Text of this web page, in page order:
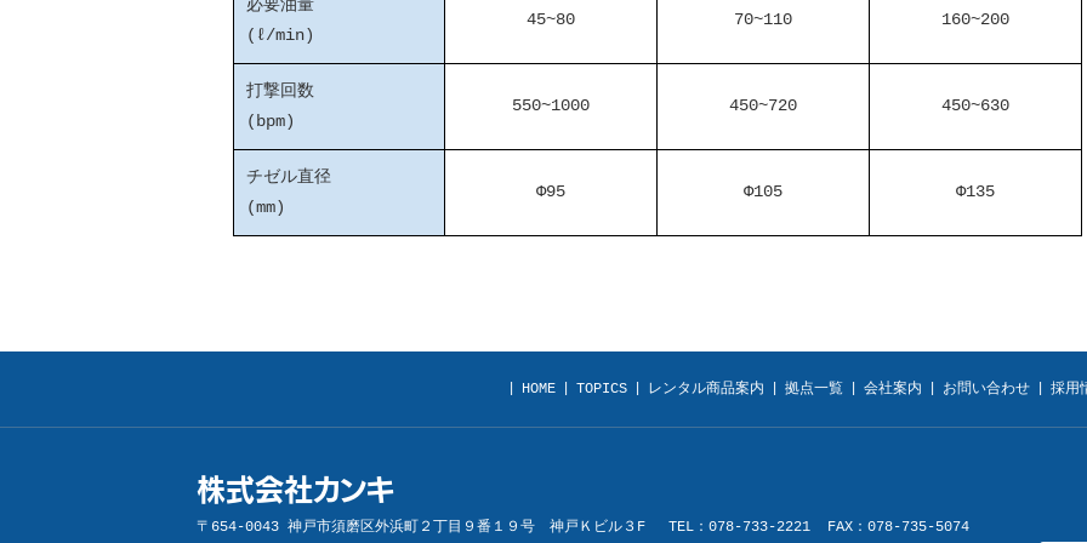
必要油量
(ℓ/min)
45~80 70~110 160~200
打撃回数
(bpm)
550~1000 450~720 450~630
チゼル直径
(mm)
Φ95 Φ105 Φ135
HOME TOPICS レンタル商品案内 拠点一覧 会社案内 お問い合わせ 採用
株式会社カンキ
〒654-0043 神戸市須磨区外浜町２丁目９番１９号 神戸Ｋビル３F TEL：078-733-2221 FAX：078-735-5074